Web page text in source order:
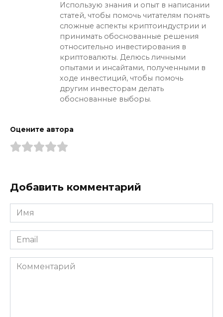
Использую знания и опыт в написании
статей, чтобы помочь читателям понять
сложные аспекты криптоиндустрии и
принимать обоснованные решения
относительно инвестирования в
криптовалюты. Делюсь личными
опытами и инсайтами, полученными в
ходе инвестиций, чтобы помочь
другим инвесторам делать
обоснованные выборы.
Оцените автора
Добавить комментарий
Имя
*
Email
*
Комментарий